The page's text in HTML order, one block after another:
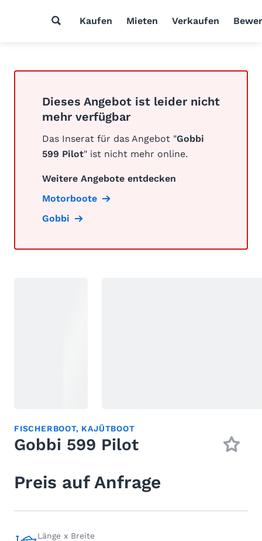
Kaufen Mieten Verkaufen
Dieses Angebot ist leider nicht
mehr verfügbar
Das Inserat für das Angebot "Gobbi
599 Pilot" ist nicht mehr online.
Weitere Angebote entdecken
Motorboote
Gobbi
FISCHERBOOT, KAJÜTBOOT
Gobbi 599 Pilot
Preis auf Anfrage
Länge x Breite